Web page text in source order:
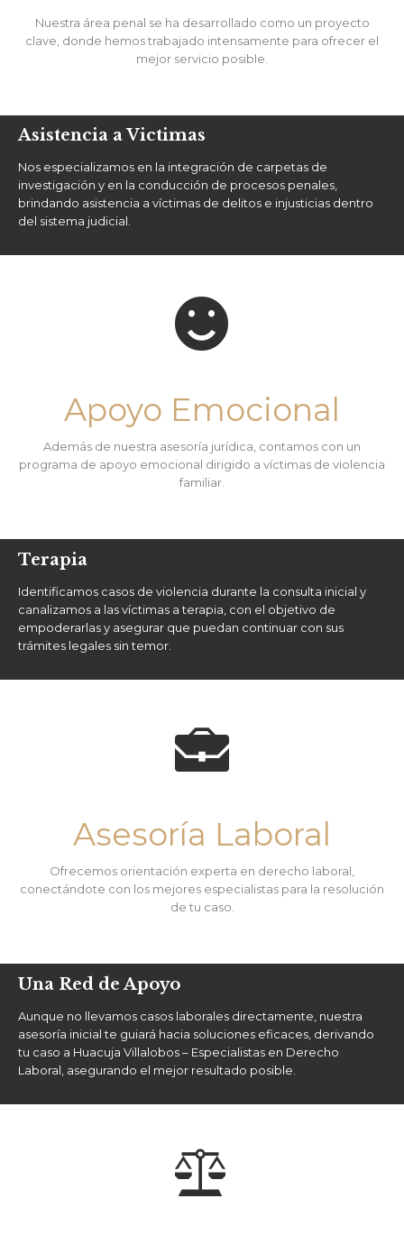
Nuestra área penal se ha desarrollado como un proyecto
clave, donde hemos trabajado intensamente para ofrecer el
mejor servicio posible.
Asistencia a Victimas
Nos especializamos en la integración de carpetas de
investigación y en la conducción de procesos penales,
brindando asistencia a víctimas de delitos e injusticias dentro
del sistema judicial.

Apoyo Emocional
Además de nuestra asesoría jurídica, contamos con un
programa de apoyo emocional dirigido a víctimas de violencia
familiar.
Terapia
Identificamos casos de violencia durante la consulta inicial y
canalizamos a las víctimas a terapia, con el objetivo de
empoderarlas y asegurar que puedan continuar con sus
trámites legales sin temor.

Asesoría Laboral
Ofrecemos orientación experta en derecho laboral,
conectándote con los mejores especialistas para la resolución
de tu caso.
Una Red de Apoyo
Aunque no llevamos casos laborales directamente, nuestra
asesoría inicial te guiará hacia soluciones eficaces, derivando
tu caso a Huacuja Villalobos – Especialistas en Derecho
Laboral, asegurando el mejor resultado posible.
